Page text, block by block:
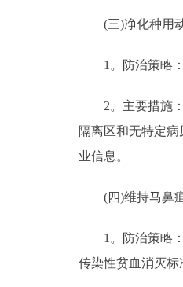
(三)净化种用动
1。防治策略：
2。主要措施：
隔离区和无特定
业信息。
(四)维持马鼻疽
1。防治策略：
传染性贫血消灭标